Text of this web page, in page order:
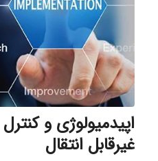
اپیدمیولوژی و
غیرقابل انتقال